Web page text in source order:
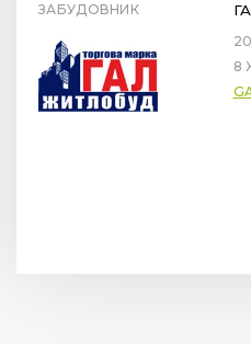
ЗАБУДОВНИК
8